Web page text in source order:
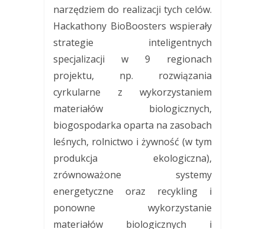
narzędziem do realizacji tych celów.
Hackathony BioBoosters wspierały
strategie inteligentnych
specjalizacji w 9 regionach
projektu, np. rozwiązania
cyrkularne z wykorzystaniem
materiałów biologicznych,
biogospodarka oparta na zasobach
leśnych, rolnictwo i żywność (w tym
produkcja ekologiczna),
zrównoważone systemy
energetyczne oraz recykling i
ponowne wykorzystanie
materiałów biologicznych i